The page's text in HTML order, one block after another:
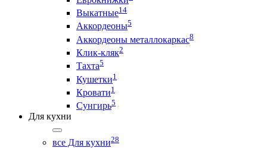
Выкатные14
Аккордеоны5
Аккордеоны металлокаркас8
Клик-кляк2
Тахта5
Кушетки1
Кровати1
Сунгирь5
Для кухни
все Для кухни28